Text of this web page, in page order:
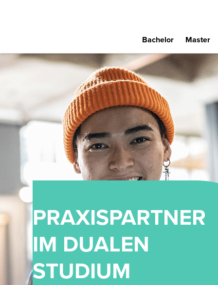
Bachelor Master
PRAXISPARTNER
IM DUALEN
STUDIUM